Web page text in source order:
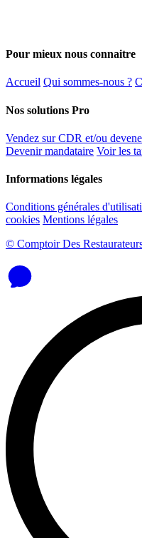
Pour mieux nous connaitre
Accueil Qui sommes-nous ?
Nos solutions Pro
Vendez sur CDR et/ou
Devenir mandataire Voir les
Informations légales
Conditions générales
cookies Mentions légales
© Comptoir Des